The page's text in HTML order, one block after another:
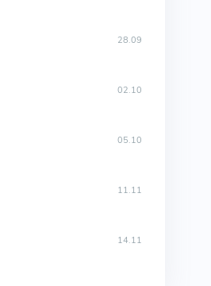
28.09
02.10
05.10
11.11
14.11